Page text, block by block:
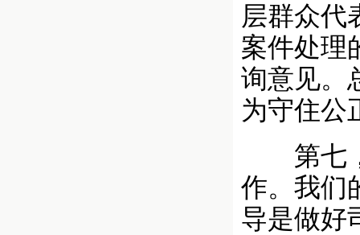
层群众代
案件处理
询意见。
为守住公
第七，
作。我们
导是做好